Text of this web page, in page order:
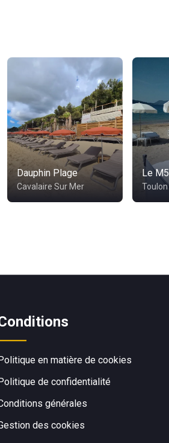
Dauphin Plage
Cavalaire Sur Mer
Le M5
Toulon
Politique en matière de cookies
Politique de confidentialité
générales
des cookies